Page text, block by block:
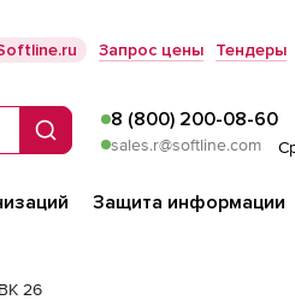
Запрос цены Тендеры
Поиск
8 (800) 200-08-60
sales.r@softline.com
Защита информации
26